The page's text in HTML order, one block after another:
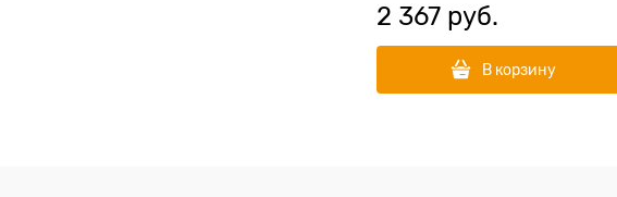
2 367 руб.
В корзину